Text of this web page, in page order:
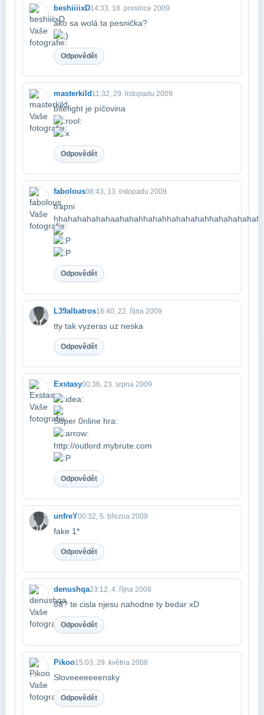
beshiiiixD14:33, 18. prosince 2009
ako sa wolá ta pesnička?
Odpovědět
masterkild11:32, 29. listopadu 2009
bitefight je píčovina
Odpovědět
fabolous08:43, 13. listopadu 2009
trapni
Odpovědět
L39albatros16:40, 22. října 2009
tty tak vyzeras uz neska
Odpovědět
Exstasy00:36, 23. srpna 2009
Super 0nline hra:
​http://outlord.mybrute.com
Odpovědět
unfreY00:32, 5. března 2009
fake 1*
Odpovědět
denushqa23:12, 4. října 2008
88? te cisla njesu nahodne ty bedar xD
Odpovědět
Pikoo15:03, 29. května 2008
Sloveeeeeeensky
Odpovědět